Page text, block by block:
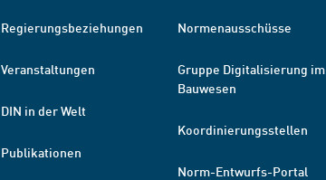
Regierungsbeziehungen
Veranstaltungen
DIN in der Welt
Publikationen
Normenausschüsse
Gruppe Digitalisierung im
Bauwesen
Koordinierungsstellen
Norm-Entwurfs-Portal